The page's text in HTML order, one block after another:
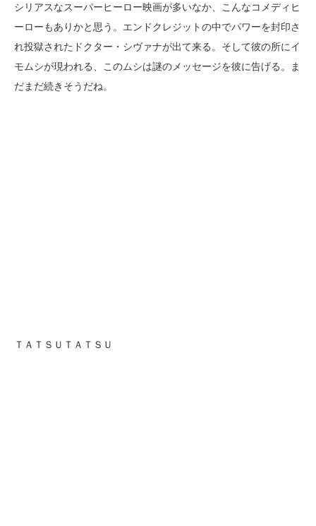
シリアスなスーパーヒーロー映画が多いなか、こんなコメディヒ
ーローもありかと思う。エンドクレジットの中でパワーを封印さ
れ投獄されたドクター・シヴァナが出て来る。そして彼の所にイ
モムシが現われる、このムシは謎のメッセージを彼に告げる。ま
だまだ続きそうだね。
ＴＡＴＳＵＴＡＴＳＵ